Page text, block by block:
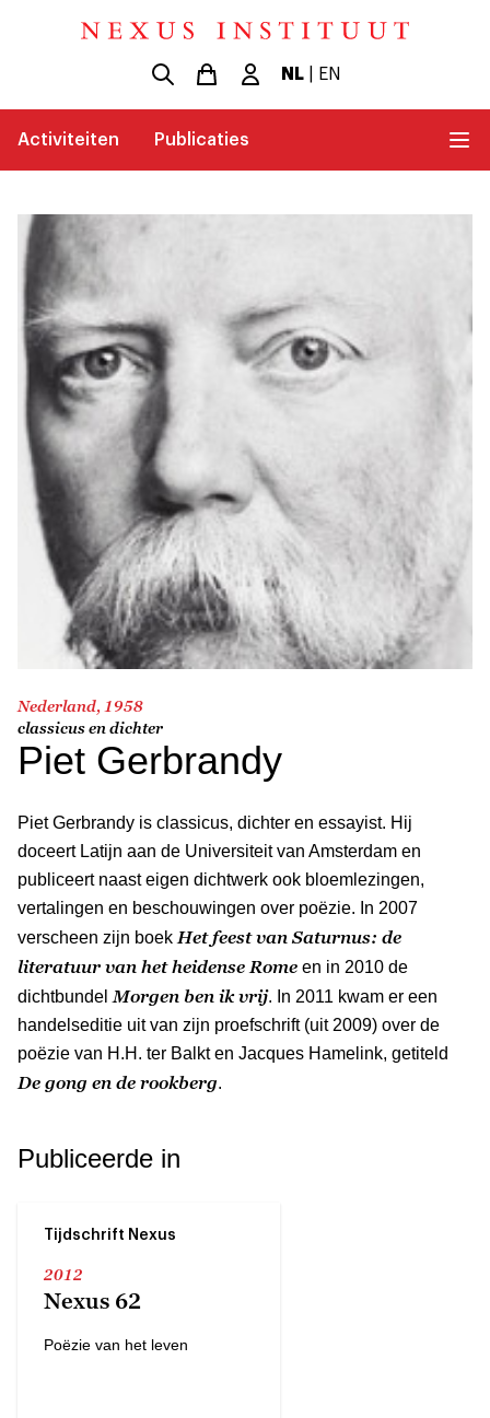
NL| EN
Activiteiten Publicaties
Nederland, 1958
classicus en dichter
Piet Gerbrandy
Piet Gerbrandy is classicus, dichter en essayist. Hij
doceert Latijn aan de Universiteit van Amsterdam en
publiceert naast eigen dichtwerk ook bloemlezingen,
vertalingen en beschouwingen over poëzie. In 2007
verscheen zijn boek Het feest van Saturnus: de
literatuur van het heidense Rome en in 2010 de
dichtbundel Morgen ben ik vrij. In 2011 kwam er een
handelseditie uit van zijn proefschrift (uit 2009) over de
poëzie van H.H. ter Balkt en Jacques Hamelink, getiteld
De gong en de rookberg.
Publiceerde in
Tijdschrift Nexus
2012
Nexus 62
Poëzie van het leven